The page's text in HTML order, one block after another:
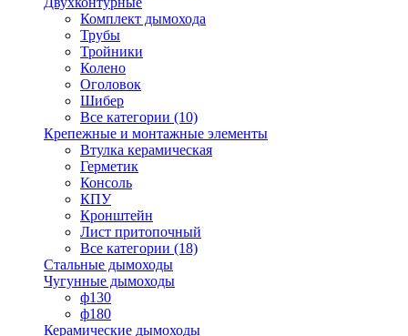
Комплект дымохода
Трубы
Тройники
Колено
Оголовок
Шибер
Все категории (10)
Крепежные и монтажные элементы
Втулка керамическая
Герметик
Консоль
КПУ
Кронштейн
Лист притопочный
Все категории (18)
Стальные дымоходы
Чугунные дымоходы
ф130
ф180
Керамические дымоходы